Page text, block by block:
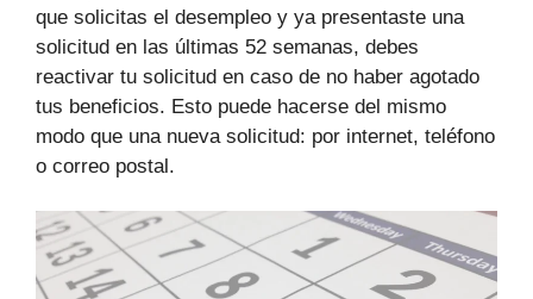
que solicitas el desempleo y ya presentaste una
solicitud en las últimas 52 semanas, debes
reactivar tu solicitud en caso de no haber agotado
tus beneficios. Esto puede hacerse del mismo
modo que una nueva solicitud: por internet, teléfono
o correo postal.